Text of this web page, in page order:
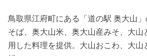
鳥取県江府町にある「道の駅 奥大山
そば、奥大山米、奥大山産みそ、大山
用した料理を提供。大山おこわ、大山